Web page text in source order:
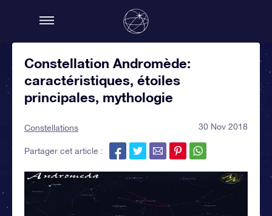
Constellation Andromède:
caractéristiques, étoiles
principales, mythologie
Constellations 30 Nov 2018
Partager cet article :